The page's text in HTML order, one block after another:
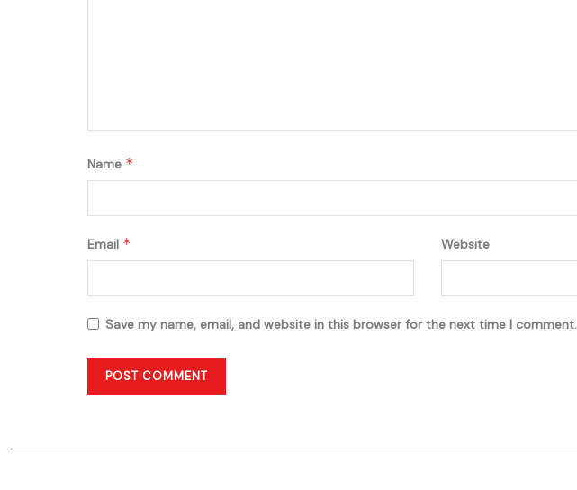
Name *
Email * Website
Save my name, email, and website in this browser for the next time I comment.